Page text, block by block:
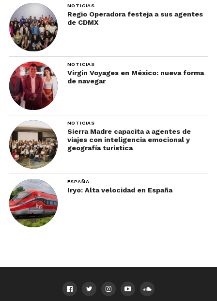
NOTICIAS
Regio Operadora festeja a sus agentes
de CDMX
NOTICIAS
Virgin Voyages en México: nueva forma
de navegar
NOTICIAS
Sierra Madre capacita a agentes de
viajes con inteligencia emocional y
geografía turística
ESPAÑA
Iryo: Alta velocidad en España